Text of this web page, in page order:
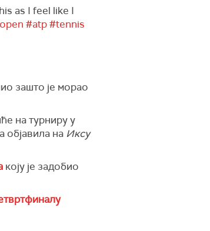
as I feel like I
#atp#tennis
зашто је морао
на турниру у
објавила на Иксу
коју је задобио